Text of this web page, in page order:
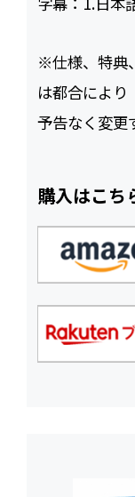
※仕様、特典
は都合により
予告なく変更
購入はこち